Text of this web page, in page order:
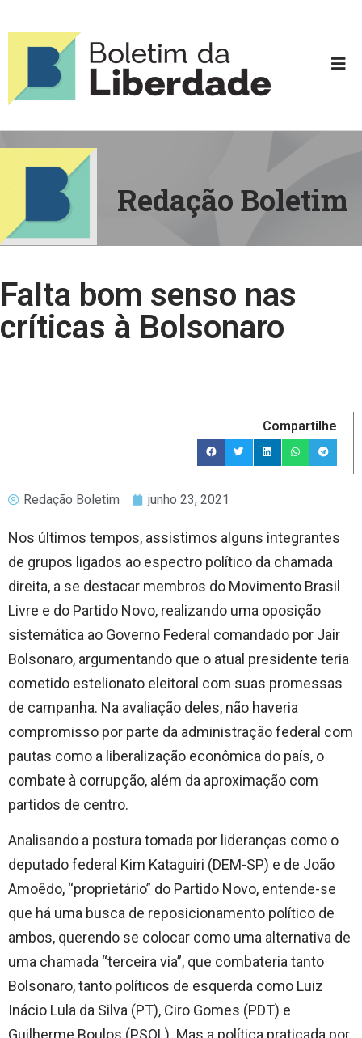
Redação Boletim
Falta bom senso nas
críticas à Bolsonaro
Compartilhe
Redação Boletim junho 23, 2021
Nos últimos tempos, assistimos alguns integrantes
de grupos ligados ao espectro político da chamada
direita, a se destacar membros do Movimento Brasil
Livre e do Partido Novo, realizando uma oposição
sistemática ao Governo Federal comandado por Jair
Bolsonaro, argumentando que o atual presidente teria
cometido estelionato eleitoral com suas promessas
de campanha. Na avaliação deles, não haveria
compromisso por parte da administração federal com
pautas como a liberalização econômica do país, o
combate à corrupção, além da aproximação com
partidos de centro.
Analisando a postura tomada por lideranças como o
deputado federal Kim Kataguiri (DEM-SP) e de João
Amoêdo, “proprietário” do Partido Novo, entende-se
que há uma busca de reposicionamento político de
ambos, querendo se colocar como uma alternativa de
uma chamada “terceira via”, que combateria tanto
Bolsonaro, tanto políticos de esquerda como Luiz
Inácio Lula da Silva (PT), Ciro Gomes (PDT) e
Guilherme Boulos (PSOL). Mas a política praticada por